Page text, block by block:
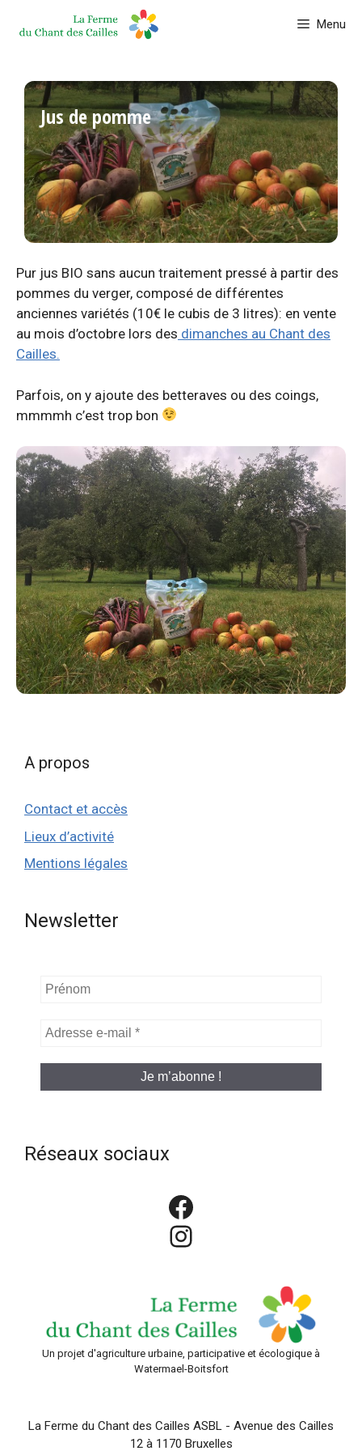
Menu
Jus de pomme
Pur jus BIO sans aucun traitement pressé à partir des
pommes du verger, composé de différentes
anciennes variétés (10€ le cubis de 3 litres): en vente
au mois d’octobre lors des dimanches au Chant des
Cailles.
Parfois, on y ajoute des betteraves ou des coings,
mmmmh c’est trop bon
A propos
Contact et accès
Lieux d’activité
Mentions légales
Newsletter
Prénom
Adresse
mail
Réseaux sociaux
Facebook
Instagram
Un projet d'agriculture urbaine, participative et écologique à
Watermael-Boitsfort
La Ferme du Chant des Cailles ASBL - Avenue des Cailles
12 à 1170 Bruxelles